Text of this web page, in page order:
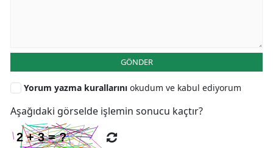
GÖNDER
Yorum yazma kurallarını okudum ve kabul ediyorum
Aşağıdaki görselde işlemin sonucu kaçtır?